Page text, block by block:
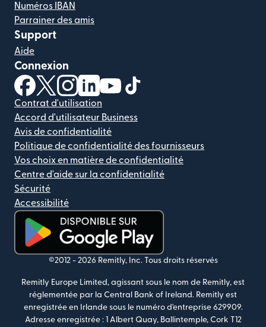
Numéros IBAN
Parrainer des amis
Support
Aide
Connexion
(s'ouvre dans une nouvelle fenêtre)
(s'ouvre dans une nouvelle fenêtre)
(s'ouvre dans une nouvelle fenêtre)
(s'ouvre dans une nouvelle fenêtre)
(s'ouvre dans une nouvelle
Contrat d'utilisation
Accord d'utilisateur Business
Avis de confidentialité
Politique de confidentialité des fournisseurs
Vos choix en matière de confidentialité
Centre d'aide sur la confidentialité
Sécurité
Accessibilité
(s'ouvre dans une nouvelle fenêtre)
©2012 - 2026 Remitly, Inc. Tous droits réservés
Remitly Europe Limited, agissant sous le nom de Remitly, est
réglementée par la Central Bank of Ireland. Remitly est
enregistrée en Irlande sous le numéro d'entreprise 629909.
Adresse enregistrée : 1 Albert Quay, Ballintemple, Cork T12